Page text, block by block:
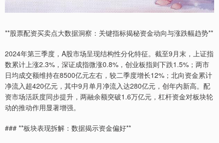
**股票配资买卖点大数据洞察：关键指标揭秘资金动向与涨跌幅趋势**
2024年第三季度，A股市场呈现结构性分化特征。截至9月末，上证指
数累计上涨2.3%，深证成指微涨0.8%，创业板指则下跌1.5%；两市
日均成交额维持在8500亿元左右，较二季度增长12%；北向资金累计
净流入超420亿元，其中9月单月净流入达280亿元，创年内新高。配
资市场活跃度同步提升，两融余额突破1.6万亿元，杠杆资金对板块轮
动的推动作用显著增强。
### **板块表现拆解：数据揭示资金偏好**